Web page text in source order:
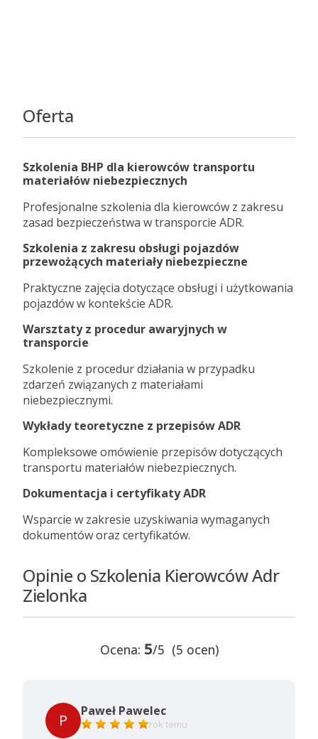
Oferta
Szkolenia BHP dla kierowców transportu
materiałów niebezpiecznych
Profesjonalne szkolenia dla kierowców z zakresu
zasad bezpieczeństwa w transporcie ADR.
Szkolenia z zakresu obsługi pojazdów
przewożących materiały niebezpieczne
Praktyczne zajęcia dotyczące obsługi i użytkowania
pojazdów w kontekście ADR.
Warsztaty z procedur awaryjnych w
transporcie
Szkolenie z procedur działania w przypadku
zdarzeń związanych z materiałami
niebezpiecznymi.
Wykłady teoretyczne z przepisów ADR
Kompleksowe omówienie przepisów dotyczących
transportu materiałów niebezpiecznych.
Dokumentacja i certyfikaty ADR
Wsparcie w zakresie uzyskiwania wymaganych
dokumentów oraz certyfikatów.
Opinie o Szkolenia Kierowców Adr
Zielonka
Ocena: 5/5 (5 ocen)
P Paweł Pawelec
rok temu